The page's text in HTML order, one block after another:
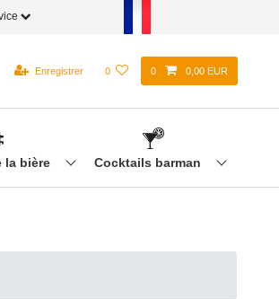
Enregistrer 0 0 0,00 EUR
la bière Cocktails barman